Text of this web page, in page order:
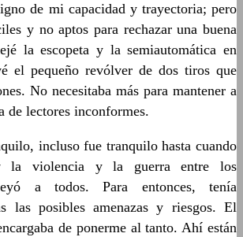
de mi capacidad y trayectoria; pero
y no aptos para rechazar una buena
la escopeta y la semiautomática en
el pequeño revólver de dos tiros que
No necesitaba más para mantener a
de lectores inconformes.
incluso fue tranquilo hasta cuando
la violencia y la guerra entre los
a todos. Para entonces, tenía
las posibles amenazas y riesgos. El
de ponerme al tanto. Ahí están